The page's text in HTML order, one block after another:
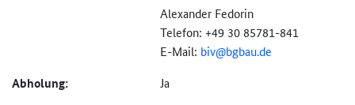
Alexander Fedorin
Telefon: +49 30 85781-841
E-Mail: biv@bgbau.de
Abholung: Ja